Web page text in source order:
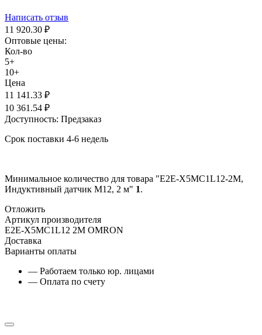
Написать отзыв
11 920.30 ₽
Оптовые цены:
Кол-во
5+
10+
Цена
11 141.33 ₽
10 361.54 ₽
Доступность: Предзаказ
Срок поставки 4-6 недель
Минимальное количество для товара "E2E-X5MC1L12-2M,
Индуктивный датчик M12, 2 м" 1.
Отложить
Артикул производителя
E2E-X5MC1L12 2M OMRON
Доставка
Варианты оплаты
— Работаем только юр. лицами
— Оплата по счету